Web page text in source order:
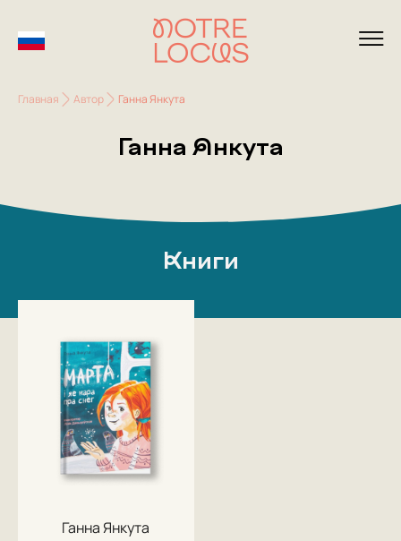
Главная Автор Ганна Янкута
Ганна Янкута
Книги
Ганна Янкута